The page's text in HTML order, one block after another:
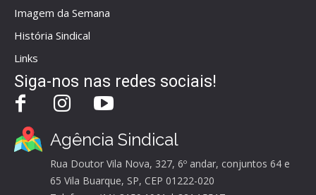
Imagem da Semana
História Sindical
Links
Siga-nos nas redes sociais!
Agência Sindical
Rua Doutor Vila Nova, 327, 6º andar, conjuntos 64 e
65 Vila Buarque, SP, CEP 01222-020